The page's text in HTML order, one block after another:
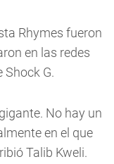
Rhymes fueron
en las redes
Shock G.
No hay un
en el que
Talib Kweli.